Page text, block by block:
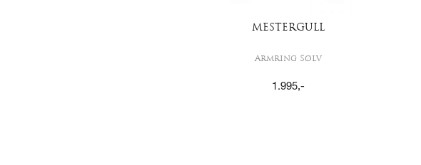
MESTERGULL
Armring Sølv
1.995,-